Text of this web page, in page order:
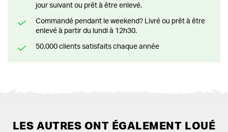
jour suivant ou prêt à être enlevé.
Commandé pendant le weekend? Livré ou prêt à être
enlevé à partir du lundi à 12h30.
50.000 clients satisfaits chaque année
LES AUTRES ONT ÉGALEMENT LOUÉ